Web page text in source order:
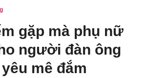
gặp mà phụ nữ
người đàn ông
mê đắm